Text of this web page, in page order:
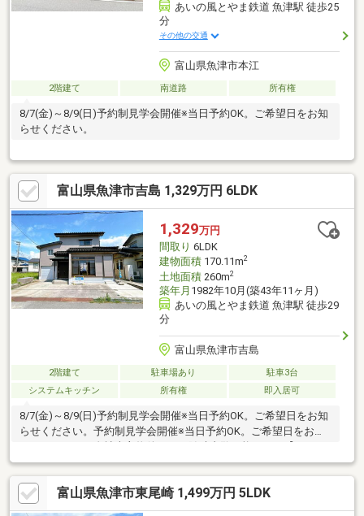
あいの風とやま鉄道 魚津駅 徒歩25
分
その他の交通
富山県魚津市本江
2階建て 南道路 所有権
8/7(金)～8/9(日)予約制見学会開催※当日予約OK。ご希望日をお知
らせください。
富山県魚津市吉島 1,329万円 6LDK
1,329万円
間取り 6LDK
建物面積170.11m2
土地面積260m2
築年月 1982年10月(築43年11ヶ月)
あいの風とやま鉄道 魚津駅 徒歩29
分
富山県魚津市吉島
2階建て 駐車場あり
駐車3台
システムキッチン
所有権 即入居可
8/7(金)～8/9(日)予約制見学会開催※当日予約OK。ご希望日をお知
らせください。予約制見学会開催※当日予約OK。ご希望日をお知
ーム内容】●シロアリ防除工事、クリーニング、鍵交換、雨漏り
点検、設備点検●駐車場拡張、外壁塗装●システムキッチン交換、
ユニットバス交換、トイレ交換、洗面化粧台交換●間取変更、玄
関ドア交換、室内ドア交換、床材上張り、シューズボックス交
富山県魚津市東尾崎 1,499万円 5LDK